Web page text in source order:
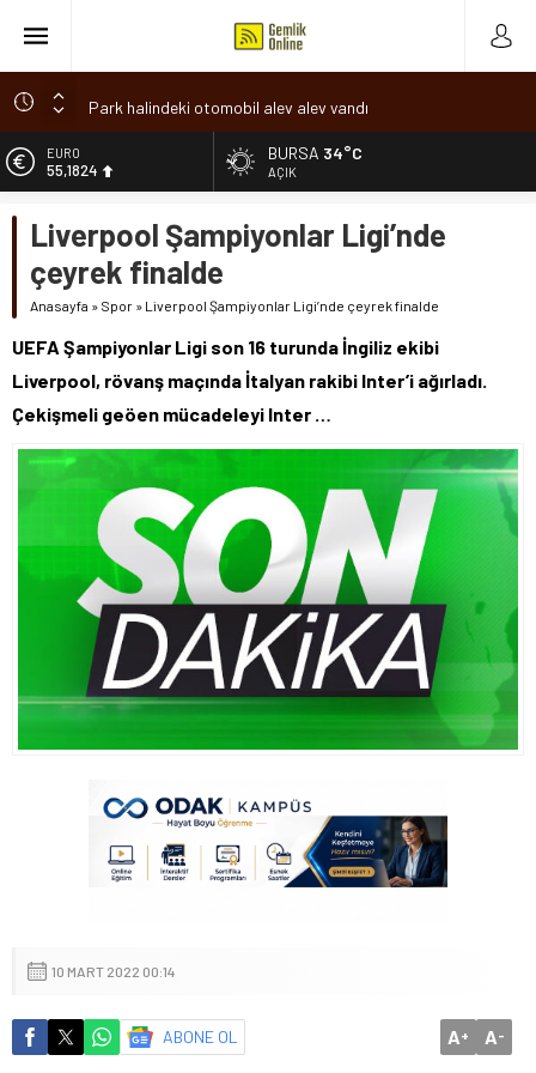
Park halindeki otomobil alev alev yandı
Osmangazi’de baharın müjdesi ‘Hıdırellez’ coşkuyla kutlandı
7 aylık hamileyken evden çıktı, sırra kadem bastı
Romanya’da Hıdırellez Coşkusu
ALTIN
6.662,10
13.779,39
DOLAR
47,6954
55,1824
BURSA 34°C
AÇIK
Liverpool Şampiyonlar Ligi’nde
çeyrek finalde
Anasayfa » Spor » Liverpool Şampiyonlar Ligi’nde çeyrek finalde
UEFA Şampiyonlar Ligi son 16 turunda İngiliz ekibi
Liverpool, rövanş maçında İtalyan rakibi Inter’i ağırladı.
Çekişmeli geöen mücadeleyi Inter …
10 MART 2022 00:14
ABONE OL A+ A-